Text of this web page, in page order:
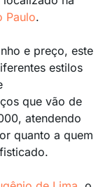
Paulo.
e preço, este
estilos
que vão de
atendendo
quanto a quem